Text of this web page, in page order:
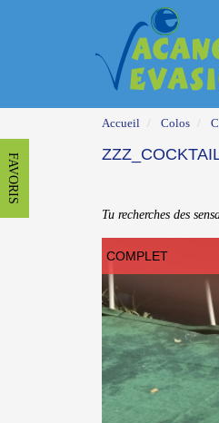
FAVORIS
Accueil Colos
Tu recherches des
COMPLET